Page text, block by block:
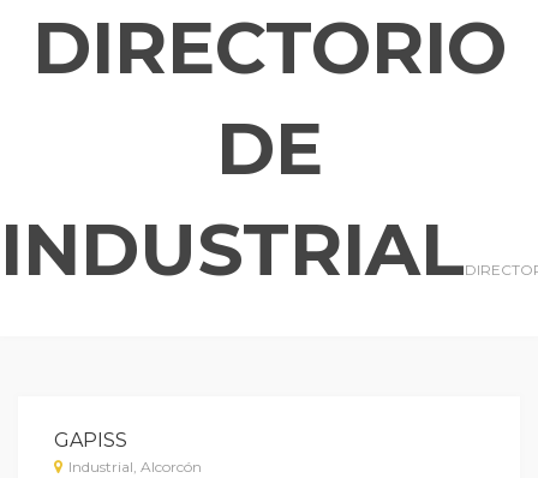
DIRECTORIO
DE
INDUSTRIAL
GAPISS
Industrial, Alcorcón